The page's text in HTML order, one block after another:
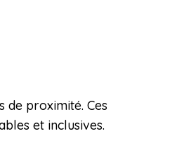
de proximité. Ces
et inclusives.